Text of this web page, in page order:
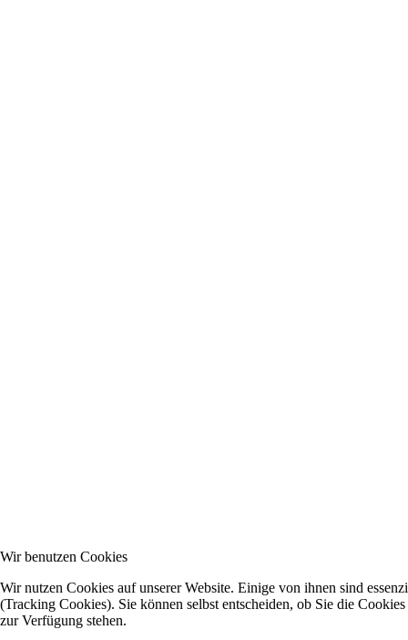
Wir benutzen Cookies
Wir nutzen Cookies auf unserer Website. Einige von ihnen sind
(Tracking Cookies). Sie können selbst entscheiden, ob Sie die
zur Verfügung stehen.